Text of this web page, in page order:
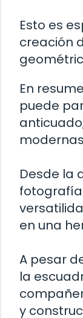
Esto es
creación
En
puede
Desde la
fotografía
en una
A pesar
la
y